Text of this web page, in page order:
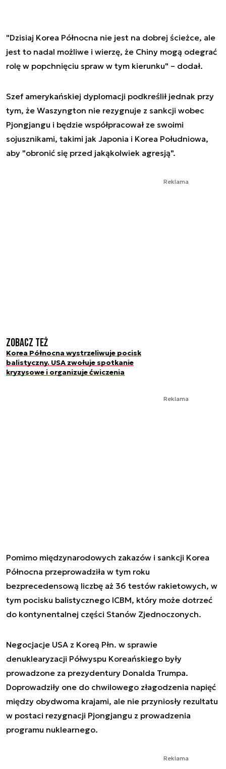
"Dzisiaj Korea Północna nie jest na dobrej ścieżce, ale
jest to nadal możliwe i wierzę, że Chiny mogą odegrać
rolę w popchnięciu spraw w tym kierunku" – dodał.
Szef amerykańskiej dyplomacji podkreślił jednak przy
tym, że Waszyngton nie rezygnuje z sankcji wobec
Pjongjangu i będzie współpracował ze swoimi
sojusznikami, takimi jak Japonia i Korea Południowa,
aby "obronić się przed jakąkolwiek agresją".
Reklama
Zobacz też
Korea Północna wystrzeliwuje pocisk
balistyczny. USA zwołuje spotkanie
kryzysowe i organizuje ćwiczenia
Reklama
Pomimo międzynarodowych zakazów i sankcji Korea
Północna przeprowadziła w tym roku
bezprecedensową liczbę aż 36 testów rakietowych, w
tym pocisku balistycznego ICBM, który może dotrzeć
do kontynentalnej części Stanów Zjednoczonych.
Negocjacje USA z Koreą Płn. w sprawie
denuklearyzacji Półwyspu Koreańskiego były
prowadzone za prezydentury Donalda Trumpa.
Doprowadziły one do chwilowego złagodzenia napięć
między obydwoma krajami, ale nie przyniosły rezultatu
w postaci rezygnacji Pjongjangu z prowadzenia
programu nuklearnego.
Reklama